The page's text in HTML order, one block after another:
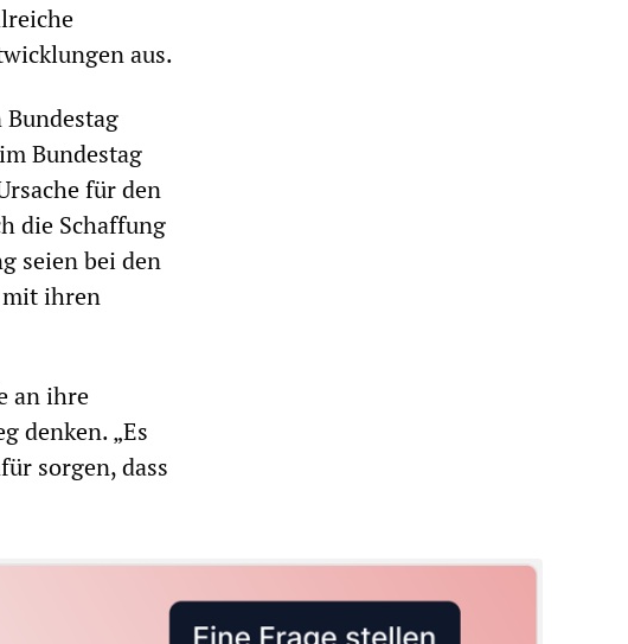
aus.
Bundestag
für den
die Schaffung
seien bei den
mit ihren
an ihre
denken. „Es
sorgen, dass